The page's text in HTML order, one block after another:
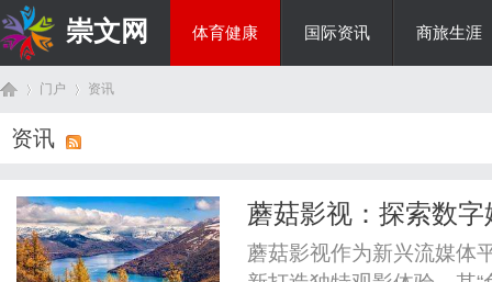
崇文网 体育健康 国际资讯 商旅生涯
门户 资讯
资讯
蘑菇影视：探索数
蘑菇影视作为新兴流媒体